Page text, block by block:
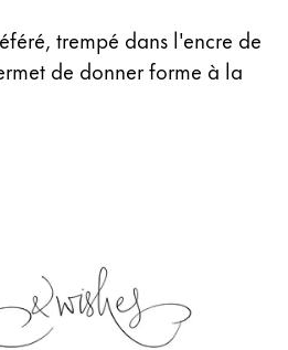
trempé dans l'encre de
de donner forme à la